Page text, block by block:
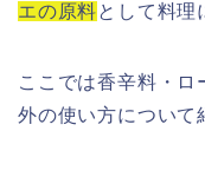
エの原料として料理
ここでは香辛料・ロ
外の使い方について